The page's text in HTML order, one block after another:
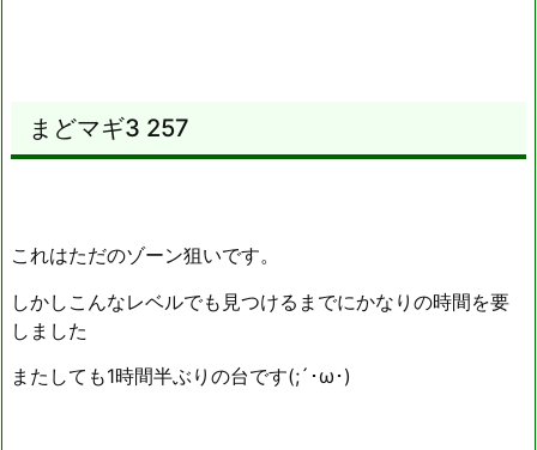
まどマギ3 257
これはただのゾーン狙いです。
しかしこんなレベルでも見つけるまでにかなりの時間を要
しました
またしても1時間半ぶりの台です(;´･ω･)